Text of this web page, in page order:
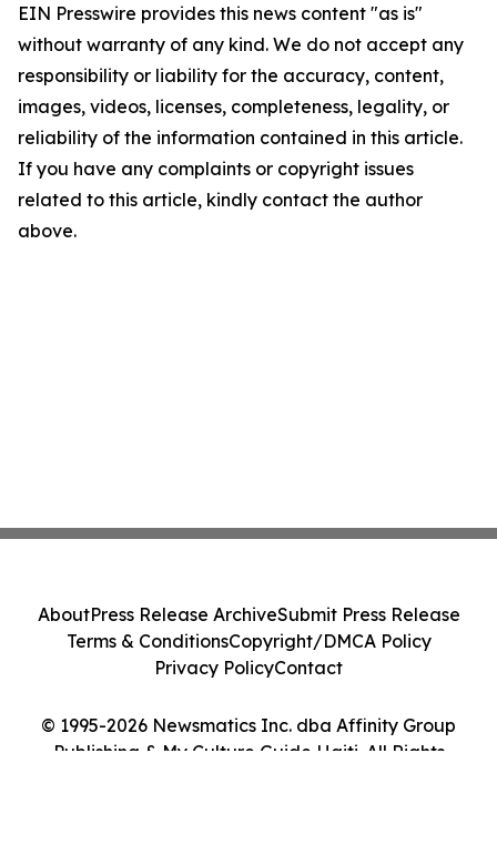
EIN Presswire provides this news content "as is"
without warranty of any kind. We do not accept any
responsibility or liability for the accuracy, content,
images, videos, licenses, completeness, legality, or
reliability of the information contained in this article.
If you have any complaints or copyright issues
related to this article, kindly contact the author
above.
© 1995-2026 Newsmatics Inc. dba Affinity Group
Publishing & My Culture Guide Haiti. All Rights
AboutPress Release ArchiveSubmit Press Release
Terms & ConditionsCopyright/DMCA Policy
Privacy PolicyContact